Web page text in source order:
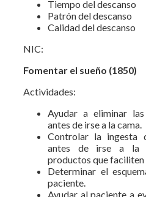
Tiempo del descanso
Patrón del descanso
Calidad del descanso
NIC:
Fomentar el sueño (1850)
Actividades:
Ayudar a eliminar
antes de irse a la cama.
Controlar la ingesta
antes de irse a la
productos que faciliten
Determinar el
paciente.
Ayudar al paciente a